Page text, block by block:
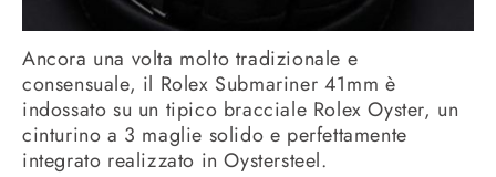
Ancora una volta molto tradizionale e
consensuale, il Rolex Submariner 41mm è
indossato su un tipico bracciale Rolex Oyster, un
cinturino a 3 maglie solido e perfettamente
integrato realizzato in Oystersteel.